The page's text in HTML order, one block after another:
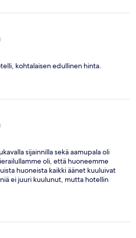
kohtalaisen edullinen hinta.
sijainnilla sekä aamupala oli
oli, että huoneemme
huoneista kaikki äänet kuuluivat
ei juuri kuulunut, mutta hotellin